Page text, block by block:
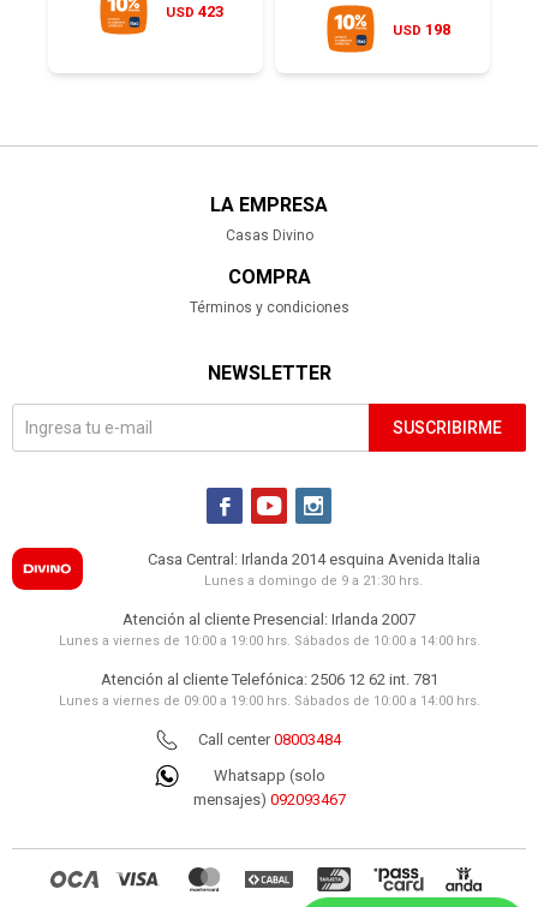
USD 423
USD 198
LA EMPRESA
Casas Divino
COMPRA
Términos y condiciones
NEWSLETTER
SUSCRIBIRME
  
Casa Central: Irlanda 2014 esquina Avenida Italia
Lunes a domingo de 9 a 21:30 hrs.
Atención al cliente Presencial: Irlanda 2007
Lunes a viernes de 10:00 a 19:00 hrs. Sábados de 10:00 a 14:00 hrs.
Atención al cliente Telefónica: 2506 12 62 int. 781
Lunes a viernes de 09:00 a 19:00 hrs. Sábados de 10:00 a 14:00 hrs.
Call center08003484
Whatsapp (solo
mensajes) 092093467